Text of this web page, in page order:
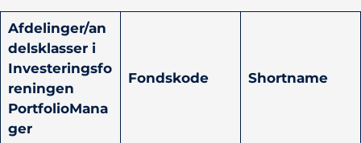
Afdelinger/an
delsklasser i
Investeringsfo
reningen
PortfolioMana
ger
Fondskode Shortname